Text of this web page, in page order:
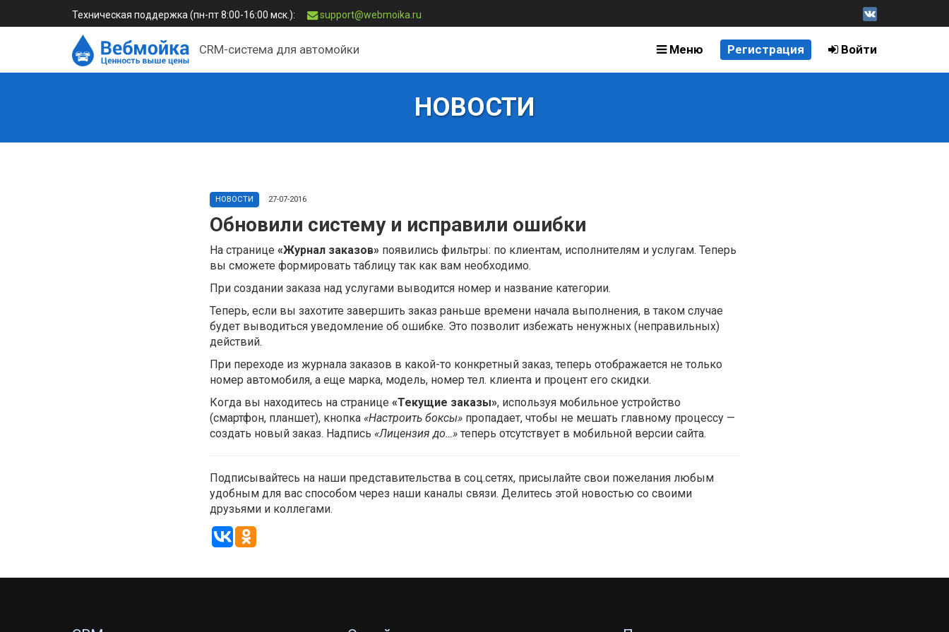
Техническая поддержка (пн-пт 8:00-16:00 мск.): support@webmoika.ru
CRM-система для автомойки Меню Регистрация Войти
НОВОСТИ
НОВОСТИ 27-07-2016
Обновили систему и исправили ошибки
На странице «Журнал заказов» появились фильтры: по клиентам, исполнителям и услугам. Теперь
вы сможете формировать таблицу так как вам необходимо.
При создании заказа над услугами выводится номер и название категории.
Теперь, если вы захотите завершить заказ раньше времени начала выполнения, в таком случае
будет выводиться уведомление об ошибке. Это позволит избежать ненужных (неправильных)
действий.
При переходе из журнала заказов в какой-то конкретный заказ, теперь отображается не только
номер автомобиля, а еще марка, модель, номер тел. клиента и процент его скидки.
Когда вы находитесь на странице «Текущие заказы», используя мобильное устройство
(смартфон, планшет), кнопка «Настроить боксы» пропадает, чтобы не мешать главному процессу —
создать новый заказ. Надпись «Лицензия до…» теперь отсутствует в мобильной версии сайта.
Подписывайтесь на наши представительства в соц.сетях, присылайте свои пожелания любым
удобным для вас способом через наши каналы связи. Делитесь этой новостью со своими
друзьями и коллегами.